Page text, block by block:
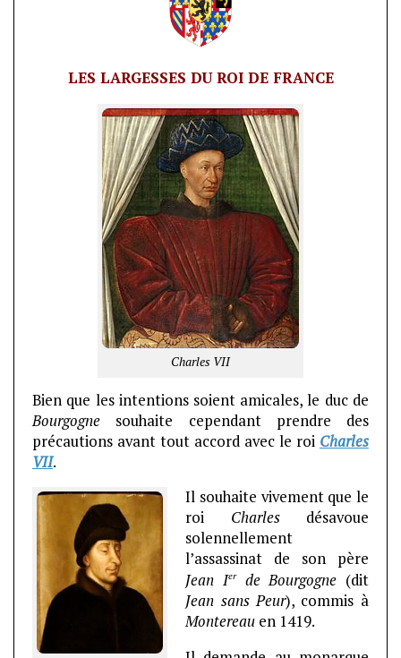
LES LARGESSES DU ROI DE FRANCE
Charles VII
Bien que les intentions soient amicales, le duc de
Bourgogne souhaite cependant prendre des
précautions avant tout accord avec le roi Charles
VII.
Il souhaite vivement que le
roi Charlesdésavoue
solennellement
l’assassinat de son père
Jean Ierde Bourgogne (dit
Jean sans Peur), commis à
Montereau en 1419.